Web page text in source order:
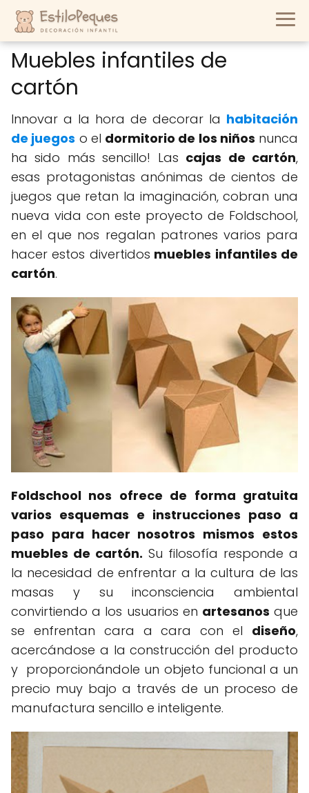
Muebles infantiles de
cartón
Innovar a la hora de decorar la habitación
de juegos o el dormitorio de los niños nunca
ha sido más sencillo! Las cajas de cartón,
esas protagonistas anónimas de cientos de
juegos que retan la imaginación, cobran una
nueva vida con este proyecto de Foldschool,
en el que nos regalan patrones varios para
hacer estos divertidos muebles infantiles de
cartón.
Foldschool nos ofrece de forma gratuita
varios esquemas e instrucciones paso a
paso para hacer nosotros mismos estos
muebles de cartón. Su filosofía responde a
la necesidad de enfrentar a la cultura de las
masas y su inconsciencia ambiental
convirtiendo a los usuarios en artesanos que
se enfrentan cara a cara con el diseño,
acercándose a la construcción del producto
y proporcionándole un objeto funcional a un
precio muy bajo a través de un proceso de
manufactura sencillo e inteligente.